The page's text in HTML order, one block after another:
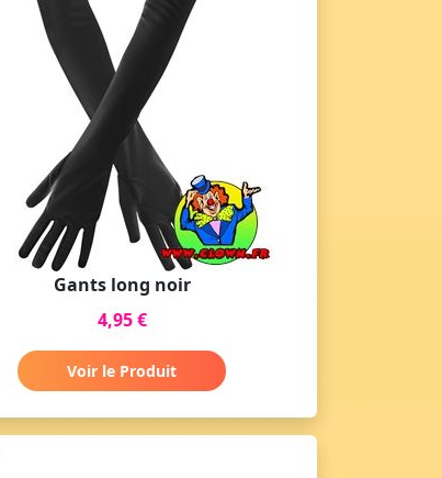
Gants long noir
4,95 €
Voir le Produit